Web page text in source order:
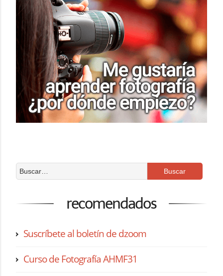
recomendados
Suscríbete al boletín de dzoom
Curso de Fotografía AHMF31